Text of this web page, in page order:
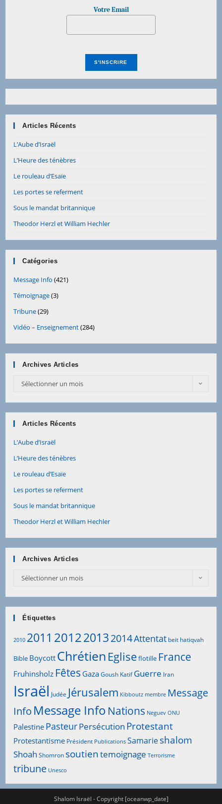
Votre Email
Articles Récents
L’Aube d’Israël
L’Heure des ténèbres
Le rouleau d’Esaïe
Les portes se referment
Sous le mandat britannique
Theodor Herzl et William Hechler
Catégories
Message Info (421)
Témoignage(3)
Tribune(29)
Vidéo – Enseignement(284)
Archives Articles
Archives
Sélectionner un mois
Articles Récents
L’Aube d’Israël
L’Heure des ténèbres
Le rouleau d’Esaïe
Les portes se referment
Sous le mandat britannique
Theodor Herzl et William Hechler
Archives Articles
Archives
Sélectionner un mois
Étiquettes
2010 2011 201220132014Attentat beit hatiqvah
Bible Boycott Chrétien Egliseflotille France
Fruhinsholz Fêtes GazaGoush Katif Guerre Iran
Israël Judée Jérusalem Kibboutz membre Message
Info Message Info Nations Neguev ONU
Palestine PasteurPersécution Protestant
Protestantisme Président Publications Samarieshalom
Shoah Shomron soutientemoignage Terrorisme
tribune Unesco
Shalom Israël - Copyright [oceanwp_date]